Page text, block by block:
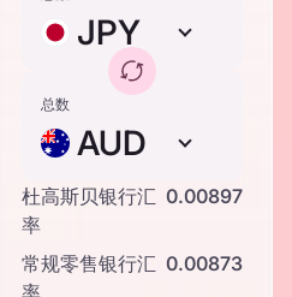
JPY
总数
AUD
杜高斯贝银行汇
率
0.00897
常规零售银行汇
率
0.00873